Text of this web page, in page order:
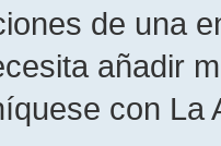
de una
añadir
con La